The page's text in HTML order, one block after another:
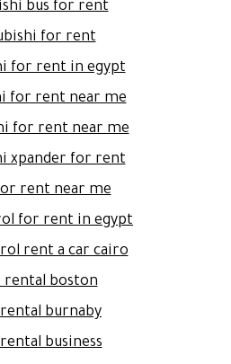
bus for rent
for rent
for rent in egypt
for rent near me
for rent near me\
xpander for rent
rent near me
for rent in egypt
rent a car cairo
rental boston
burnaby
business